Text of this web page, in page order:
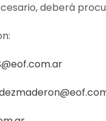
deberá